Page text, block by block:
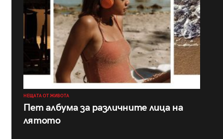
НЕЩАТА ОТ ЖИВОТА
Пет албума за различните лица на
лятото